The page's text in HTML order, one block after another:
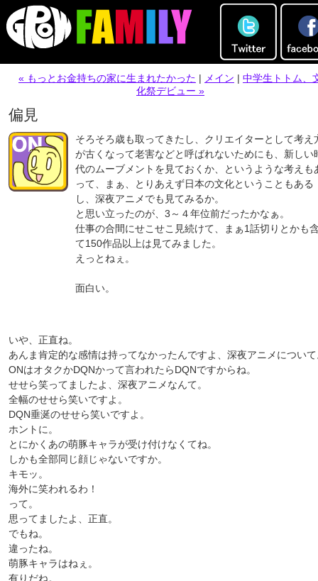
« もっとお金持ちの家に生まれたかった | メイン | 中学生トトム、
化祭デビュー »
偏見
そろそろ歳も取ってきたし、クリエイターとして考え
が古くなって老害などと呼ばれないためにも、新しい
代のムーブメントを見ておくか、というような考えも
って、まぁ、とりあえず日本の文化ということもある
し、深夜アニメでも見てみるか。
と思い立ったのが、3～４年位前だったかなぁ。
仕事の合間にせこせこ見続けて、まぁ1話切りとかも
て150作品以上は見てみました。
えっとねぇ。
面白い。
いや、正直ね。
あんま肯定的な感情は持ってなかったんですよ、深夜アニメについ
ONはオタクかDQNかって言われたらDQNですからね。
せせら笑ってましたよ、深夜アニメなんて。
全幅のせせら笑いですよ。
DQN垂涎のせせら笑いですよ。
ホントに。
とにかくあの萌豚キャラが受け付けなくてね。
しかも全部同じ顔じゃないですか。
キモッ。
海外に笑われるわ！
って。
思ってましたよ、正直。
でもね。
違ったね。
萌豚キャラはねぇ。
有りだね。